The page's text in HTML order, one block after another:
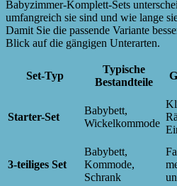
Babyzimmer-Komplett-Sets
umfangreich sie sind und wie lange
Damit Sie die passende Variante
Blick auf die gängigen Unterarten.
Set-Typ
Typische
Bestandteile
Starter-Set
Babybett,
Wickelkommode
3-teiliges Set
Babybett,
Kommode,
Schrank